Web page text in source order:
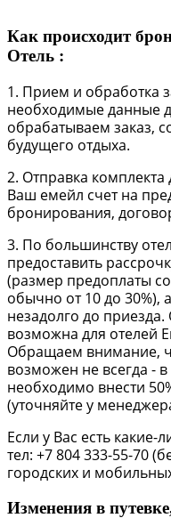
Как происходит
Отель :
1. Прием и обработка
необходимые данные
обрабатываем заказ,
будущего отдыха.
2. Отправка комплекта
Ваш емейл счет на
бронирования,
3. По большинству
предоставить
(размер предоплаты
обычно от 10 до 30%),
незадолго до приезда.
возможна для отелей
Обращаем внимание,
возможен не всегда -
необходимо внести
(уточняйте у
Если у Вас есть
тел: +7 804 333-55-70
городских и
Изменения в